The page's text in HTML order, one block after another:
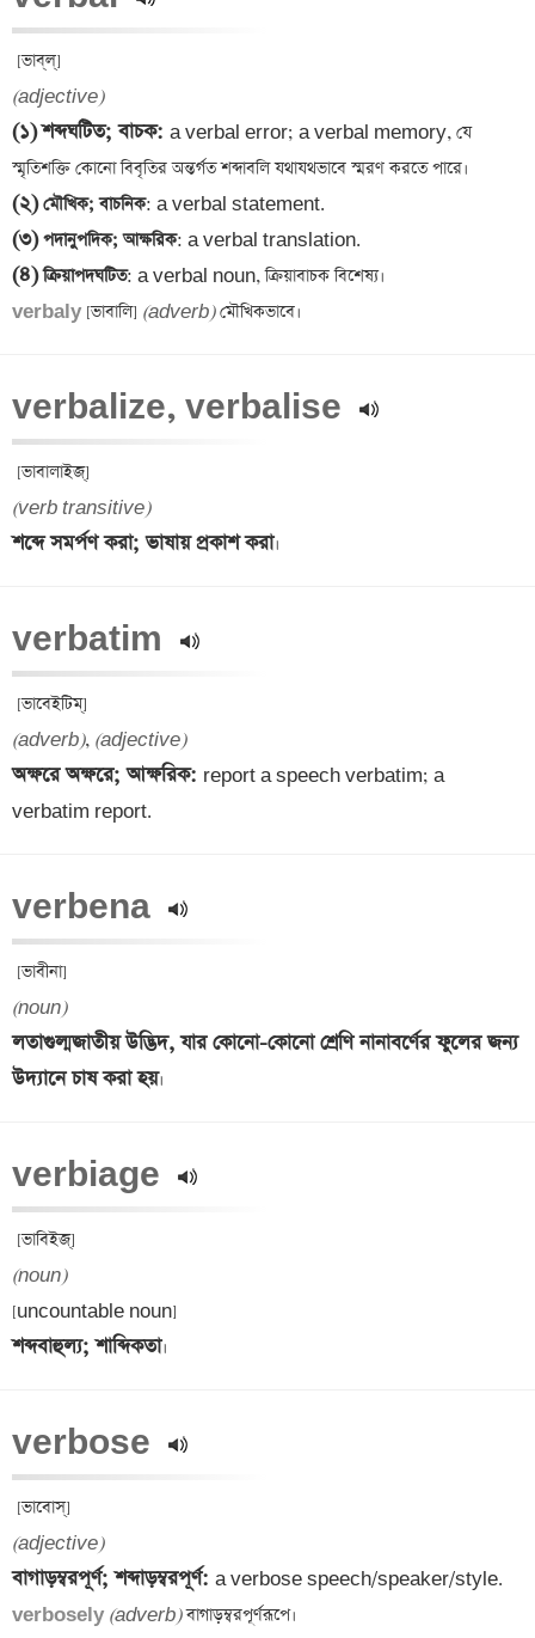
(adjective)
(১)শব্দঘটিত; বাচক: a verbal error; a verbal memory, যে
(২) মৌখিক; বাচনিক
(৩) পদানুপদিক; আক্ষরিক
(৪) ক্রিয়াপদঘটিত
verbaly [ভাবালি] (adverb)
verbalize, verbalise
(verb transitive)
শব্দে সমর্পণ করা; ভাষায় প্রকাশ করা
verbatim
(adverb), (adjective)
অক্ষরে অক্ষরে; আক্ষরিক: report a speech verbatim; a
verbatim report.
verbena
(noun)
লতাগুল্মজাতীয় উদ্ভিদ, যার কোনো-কোনো শ্রেণি নানাবর্ণের ফুলের জন্য
উদ্যানে চাষ করা হয়
verbiage
(noun)
শব্দবাহুল্য; শাব্দিকতা
verbose
(adjective)
বাগাড়ম্বরপূর্ণ; শব্দাড়ম্বরপূর্ণ:
verbosely (adverb)